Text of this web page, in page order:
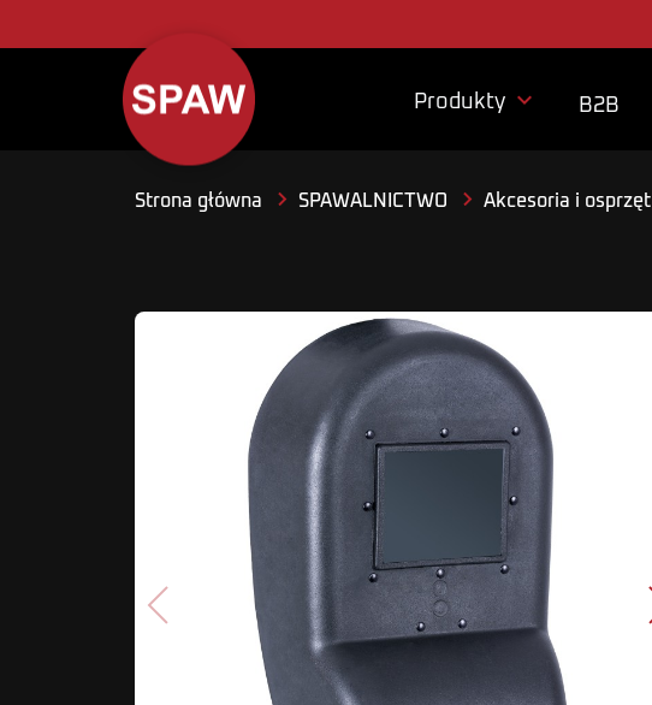
Produkty  B2B
Strona główna SPAWALNICTWO Akcesoria i osprzęt
Poprzedni